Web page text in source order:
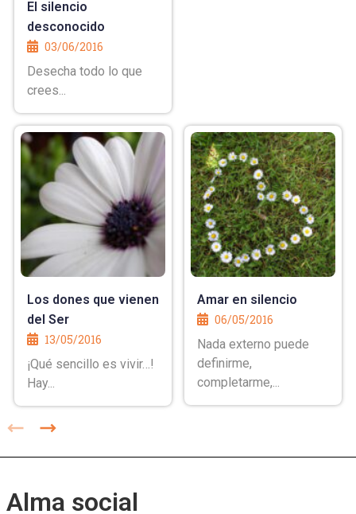
El silencio
desconocido
03/06/2016
Desecha todo lo que
crees...
Los dones que vienen
del Ser
13/05/2016
¡Qué sencillo es vivir…!
Hay...
Amar en silencio
06/05/2016
Nada externo puede
definirme,
completarme,...
Alma social